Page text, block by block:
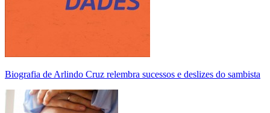
Biografia de Arlindo Cruz relembra sucessos e deslizes do sambista